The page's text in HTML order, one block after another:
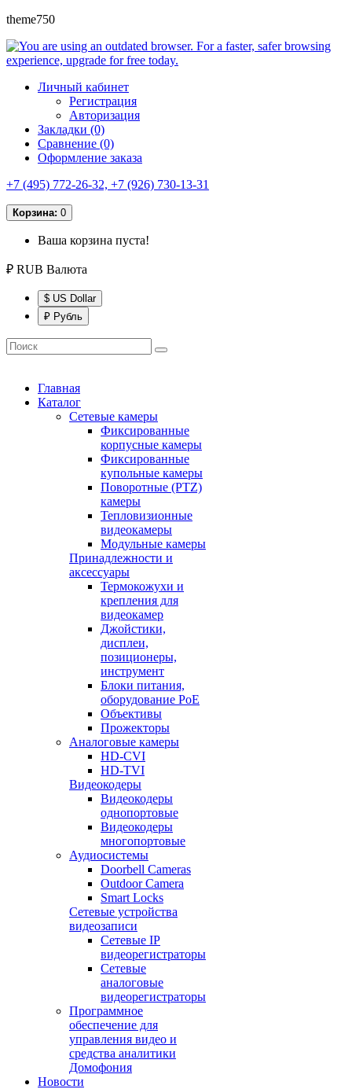
theme750
Личный кабинет
Регистрация
Авторизация
Закладки (0)
Сравнение (0)
Оформление заказа
+7 (495) 772-26-32, +7 (926) 730-13-31
Корзина: 0
Ваша корзина пуста!
₽ RUB Валюта
$ US Dollar
₽ Рубль
Главная
Каталог
Сетевые камеры
Фиксированные
корпусные камеры
Фиксированные
купольные камеры
Поворотные (PTZ)
камеры
Тепловизионные
видеокамеры
Модульные камеры
Принадлежности и
аксессуары
Термокожухи и
крепления для
видеокамер
Джойстики,
дисплеи,
позиционеры,
инструмент
Блоки питания,
оборудование PoE
Объективы
Прожекторы
Аналоговые камеры
HD-CVI
HD-TVI
Видеокодеры
Видеокодеры
однопортовые
Видеокодеры
многопортовые
Аудиосистемы
Doorbell Cameras
Outdoor Camera
Smart Locks
Сетевые устройства
видеозаписи
Сетевые IP
видеорегистраторы
Сетевые
аналоговые
видеорегистраторы
Программное
обеспечение для
управления видео и
средства аналитики
Домофония
Новости